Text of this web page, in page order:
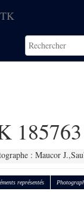
185763
: Maucor
représentés